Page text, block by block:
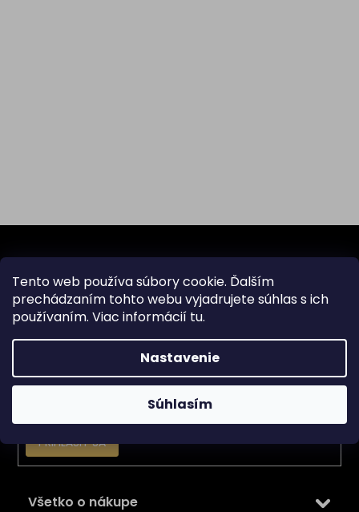
Tento web používa súbory cookie. Ďalším
prechádzaním tohto webu vyjadrujete súhlas s ich
používaním. Viac informácií tu.
Nastavenie
Súhlasím
p
Odoberať newsletter
o nových produktoch na našom e-shope.
Email
Vložením e-mailu súhlasíte spodmienkami ochrany
osobných údajov
PRIHLÁSIŤ SA
Všetko o nákupe